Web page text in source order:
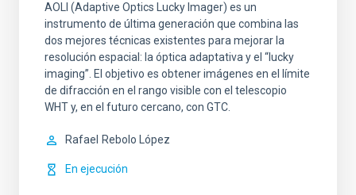
AOLI (Adaptive Optics Lucky Imager) es un
instrumento de última generación que combina las
dos mejores técnicas existentes para mejorar la
resolución espacial: la óptica adaptativa y el “lucky
imaging”. El objetivo es obtener imágenes en el límite
de difracción en el rango visible con el telescopio
WHT y, en el futuro cercano, con GTC.
Rafael Rebolo López
En ejecución